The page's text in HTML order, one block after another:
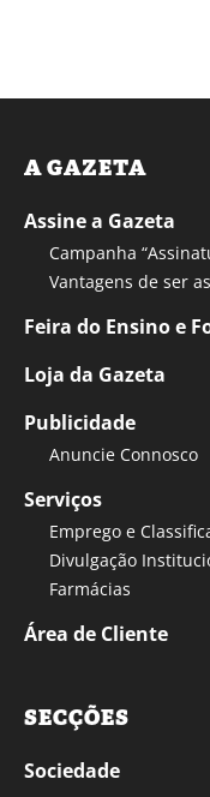
A GAZETA
Assine a Gazeta
Campanha
Vantagens de ser
Feira do Ensino e
Loja da Gazeta
Publicidade
Anuncie Connosco
Serviços
Emprego e
Divulgação
Farmácias
Área de Cliente
SECÇÕES
Sociedade